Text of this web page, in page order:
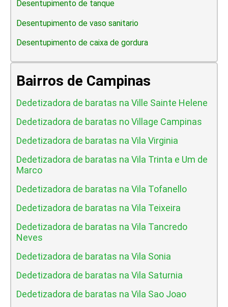
Desentupimento de tanque
Desentupimento de vaso sanitario
Desentupimento de caixa de gordura
Bairros de Campinas
Dedetizadora de baratas na Ville Sainte Helene
Dedetizadora de baratas no Village Campinas
Dedetizadora de baratas na Vila Virginia
Dedetizadora de baratas na Vila Trinta e Um de
Marco
Dedetizadora de baratas na Vila Tofanello
Dedetizadora de baratas na Vila Teixeira
Dedetizadora de baratas na Vila Tancredo
Neves
Dedetizadora de baratas na Vila Sonia
Dedetizadora de baratas na Vila Saturnia
Dedetizadora de baratas na Vila Sao Joao